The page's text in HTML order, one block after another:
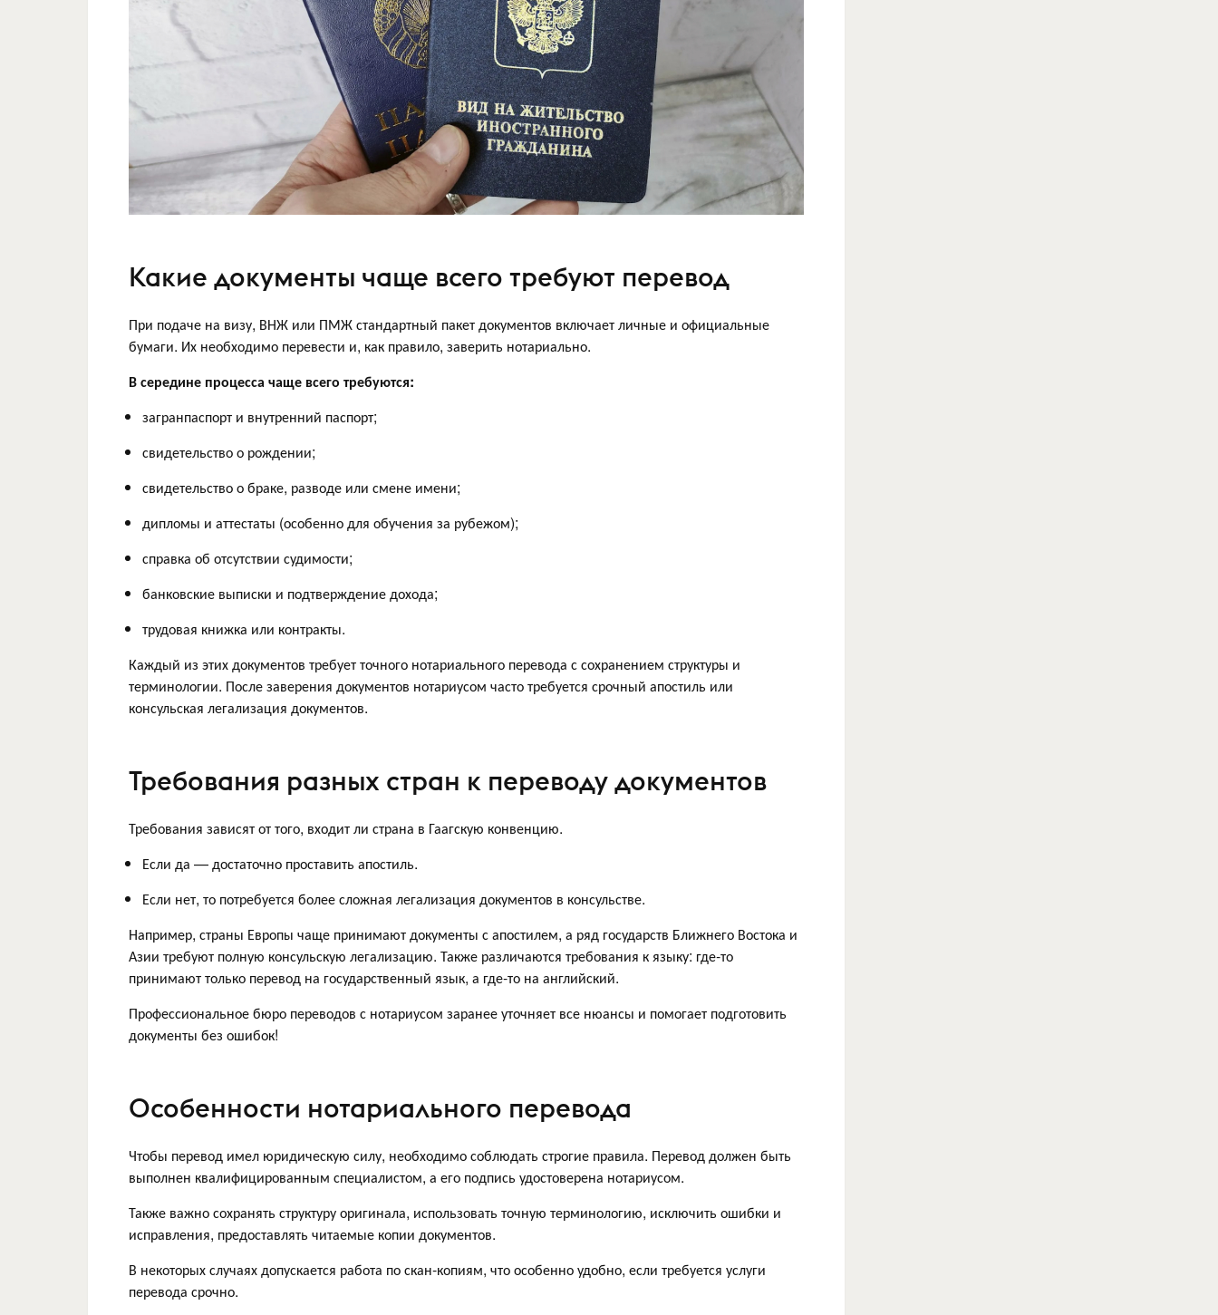
Какие документы чаще всего требуют перевод
При подаче на визу, ВНЖ или ПМЖ стандартный пакет документов включает личные и официальные
бумаги. Их необходимо перевести и, как правило, заверить нотариально.
В середине процесса чаще всего требуются:
загранпаспорт и внутренний паспорт;
свидетельство о рождении;
свидетельство о браке, разводе или смене имени;
дипломы и аттестаты (особенно для обучения за рубежом);
справка об отсутствии судимости;
банковские выписки и подтверждение дохода;
трудовая книжка или контракты.
Каждый из этих документов требует точного нотариального перевода с сохранением структуры и
терминологии. После заверения документов нотариусом часто требуется срочный апостиль или
консульская легализация документов.
Требования разных стран к переводу документов
Требования зависят от того, входит ли страна в Гаагскую конвенцию.
Если да — достаточно проставить апостиль.
Если нет, то потребуется более сложная легализация документов в консульстве.
Например, страны Европы чаще принимают документы с апостилем, а ряд государств Ближнего Востока и
Азии требуют полную консульскую легализацию. Также различаются требования к языку: где-то
принимают только перевод на государственный язык, а где-то на английский.
Профессиональное бюро переводов с нотариусом заранее уточняет все нюансы и помогает подготовить
документы без ошибок!
Особенности нотариального перевода
Чтобы перевод имел юридическую силу, необходимо соблюдать строгие правила. Перевод должен быть
выполнен квалифицированным специалистом, а его подпись удостоверена нотариусом.
Также важно сохранять структуру оригинала, использовать точную терминологию, исключить ошибки и
исправления, предоставлять читаемые копии документов.
В некоторых случаях допускается работа по скан-копиям, что особенно удобно, если требуется услуги
перевода срочно.